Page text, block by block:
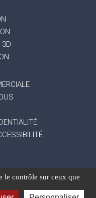
3D
des données
le contrôle sur ceux que